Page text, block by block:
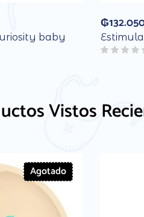
baby
₲
Vistos
Agotado